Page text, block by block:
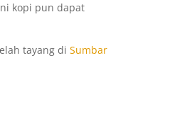
kopi pun dapat
tayang di Sumbar